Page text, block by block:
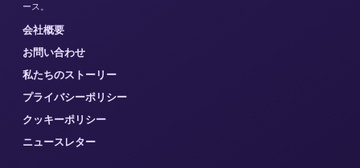
ース。
会社概要
お問い合わせ
私たちのストーリー
プライバシーポリシー
クッキーポリシー
ニュースレター